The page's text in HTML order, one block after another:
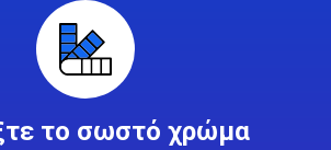
το σωστό χρώμα